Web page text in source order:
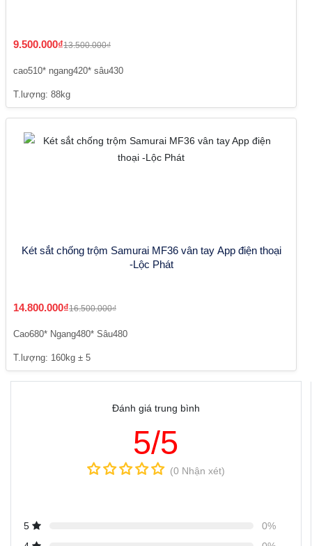
9.500.000₫13.500.000₫
cao510* ngang420* sâu430
T.lượng: 88kg
Két sắt chống trộm Samurai MF36 vân tay App điện thoại
-Lộc Phát
14.800.000₫16.500.000₫
Cao680* Ngang480* Sâu480
T.lượng: 160kg ± 5
Đánh giá trung bình
5/5
(0 Nhận xét)
5
0%